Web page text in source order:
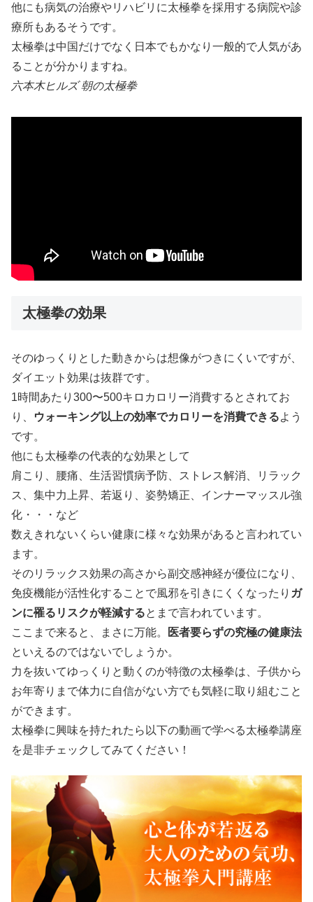
他にも病気の治療やリハビリに太極拳を採用する病院や診
療所もあるそうです。
太極拳は中国だけでなく日本でもかなり一般的で人気があ
ることが分かりますね。
六本木ヒルズ 朝の太極拳
太極拳の効果
そのゆっくりとした動きからは想像がつきにくいですが、
ダイエット効果は抜群です。
1時間あたり300〜500キロカロリー消費するとされてお
り、
ウォーキング以上の効率でカロリーを消費できるよう
です。
他にも太極拳の代表的な効果として
肩こり、腰痛、生活習慣病予防、ストレス解消、リラック
ス、集中力上昇、若返り、姿勢矯正、インナーマッスル強
化・・・など
数えきれないくらい健康に様々な効果があると言われてい
ます。
そのリラックス効果の高さから副交感神経が優位になり、
免疫機能が活性化することで風邪を引きにくくなったり ガ
ンに罹るリスクが軽減するとまで言われています。
ここまで来ると、まさに万能。
医者要らずの究極の健康法
といえるのではないでしょうか。
力を抜いてゆっくりと動くのが特徴の太極拳は、子供から
お年寄りまで体力に自信がない方でも気軽に取り組むこと
ができます。
太極拳に興味を持たれたら以下の動画で学べる太極拳講座
を是非チェックしてみてください！